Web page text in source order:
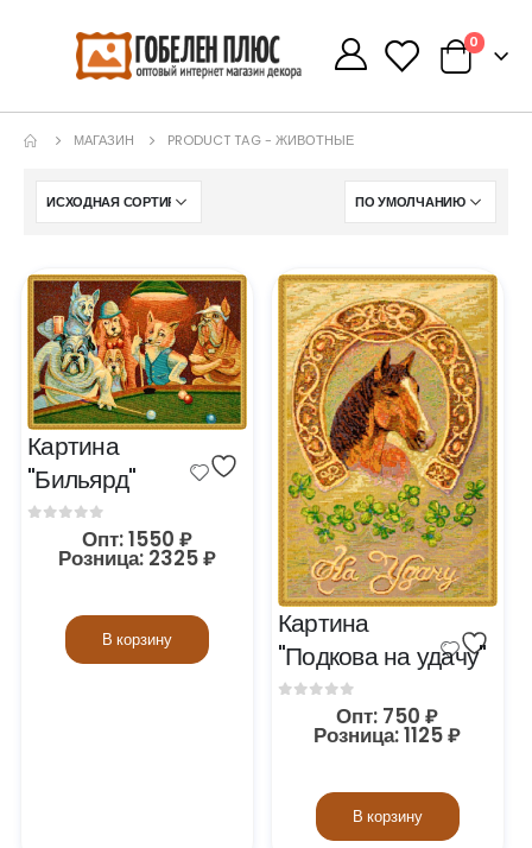
0 0
МАГАЗИН PRODUCT TAG - ЖИВОТНЫЕ
Картина
"Бильярд"
out of 5
Опт:1550 ₽
Розница: 2325₽
В корзину
Картина
"Подкова на удачу"
out of 5
Опт: 750₽
Розница:1125₽
В корзину